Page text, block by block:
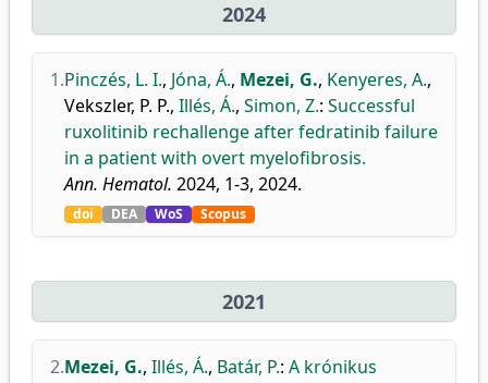
2024
1.Pinczés, L. I., Jóna, Á., Mezei, G., Kenyeres, A.,
Vekszler, P. P., Illés, Á., Simon, Z.: Successful
ruxolitinib rechallenge after fedratinib failure
in a patient with overt myelofibrosis.
Ann. Hematol. 2024, 1-3, 2024.
doi DEA WoS Scopus
2021
2.Mezei, G., Illés, Á., Batár, P.: A krónikus